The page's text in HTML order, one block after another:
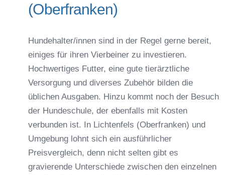
(Oberfranken)
Hundehalter/innen sind in der Regel gerne bereit,
einiges für ihren Vierbeiner zu investieren.
Hochwertiges Futter, eine gute tierärztliche
Versorgung und diverses Zubehör bilden die
üblichen Ausgaben. Hinzu kommt noch der Besuch
der Hundeschule, der ebenfalls mit Kosten
verbunden ist. In Lichtenfels (Oberfranken) und
Umgebung lohnt sich ein ausführlicher
Preisvergleich, denn nicht selten gibt es
gravierende Unterschiede zwischen den einzelnen